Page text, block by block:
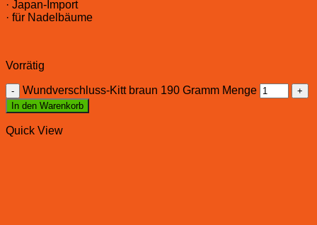
· Japan-Import
· für Nadelbäume
Vorrätig
Wundverschluss-Kitt braun 190 Gramm Menge
In den Warenkorb
Quick View